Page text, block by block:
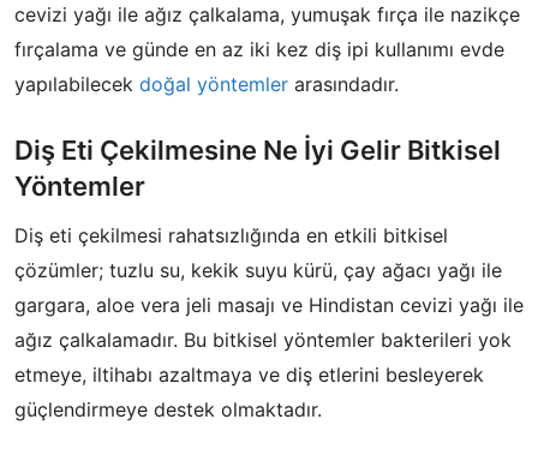
cevizi yağı ile ağız çalkalama, yumuşak fırça ile nazikçe
fırçalama ve günde en az iki kez diş ipi kullanımı evde
yapılabilecek doğal yöntemler arasındadır.
Diş Eti Çekilmesine Ne İyi Gelir Bitkisel
Yöntemler
Diş eti çekilmesi rahatsızlığında en etkili bitkisel
çözümler; tuzlu su, kekik suyu kürü, çay ağacı yağı ile
gargara, aloe vera jeli masajı ve Hindistan cevizi yağı ile
ağız çalkalamadır. Bu bitkisel yöntemler bakterileri yok
etmeye, iltihabı azaltmaya ve diş etlerini besleyerek
güçlendirmeye destek olmaktadır.